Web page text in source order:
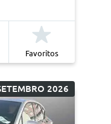
Favoritos
2026